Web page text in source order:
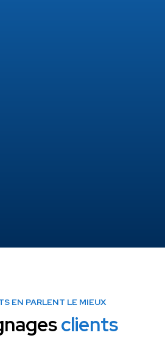
EN PARLENT LE MIEUX
clients